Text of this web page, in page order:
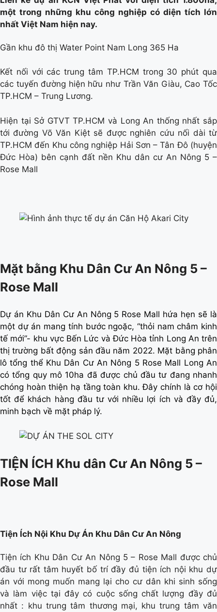
một trong những khu công nghiệp có diện tích lớn
nhất Việt Nam hiện nay.
Gần khu đô thị Water Point Nam Long 365 Ha
Kết nối với các trung tâm TP.HCM trong 30 phút qua
các tuyến đường hiện hữu như Trần Văn Giàu, Cao Tốc
TP.HCM – Trung Lương.
Hiện tại Sở GTVT TP.HCM và Long An thống nhất sắp
tới đường Võ Văn Kiệt sẽ được nghiên cứu nối dài từ
TP.HCM đến Khu công nghiệp Hải Sơn – Tân Đô (huyện
Đức Hòa) bên cạnh đất nền Khu dân cư An Nông 5 –
Rose Mall
Mặt bằng Khu Dân Cư An Nông 5 –
Rose Mall
Dự án Khu Dân Cư An Nông 5 Rose Mall hứa hẹn sẽ là
một dự án mang tính bước ngoặc, “thỏi nam châm kinh
tế mới”- khu vực Bến Lức và Đức Hòa tỉnh Long An trên
thị trường bất động sản đầu năm 2022. Mặt bằng phân
lô tổng thể Khu Dân Cư An Nông 5 Rose Mall Long An
có tổng quy mô 10ha đã được chủ đầu tư đang nhanh
chóng hoàn thiện hạ tầng toàn khu. Đây chính là cơ hội
tốt để khách hàng đầu tư với nhiều lợi ích và đầy đủ,
minh bạch về mặt pháp lý.
TIỆN ÍCH Khu dân Cư An Nông 5 –
Rose Mall
Tiện Ích Nội Khu Dự Án Khu Dân Cư An Nông
Tiện ích Khu Dân Cư An Nông 5 – Rose Mall được chủ
đầu tư rất tâm huyết bố trí đầy đủ tiện ích nội khu dự
án với mong muốn mang lại cho cư dân khi sinh sống
và làm việc tại đây có cuộc sống chất lượng đầy đủ
nhất : khu trung tâm thương mại, khu trung tâm văn